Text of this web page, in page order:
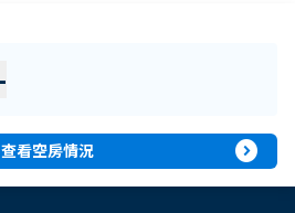
查看空房情況 expand_circle_right